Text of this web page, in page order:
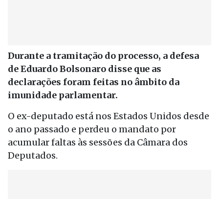
Durante a tramitação do processo, a defesa
de Eduardo Bolsonaro disse que as
declarações foram feitas no âmbito da
imunidade parlamentar.
O ex-deputado está nos Estados Unidos desde
o ano passado e perdeu o mandato por
acumular faltas às sessões da Câmara dos
Deputados.